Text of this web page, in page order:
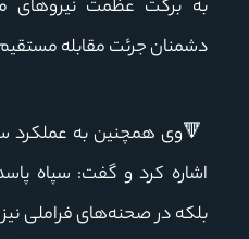
به برکت عظمت نیروهای
دشمنان جرئت مقابله مستقیم
🔻وی همچنین به عملکرد
اشاره کرد و گفت: سپاه
بلکه در صحنه‌های فراملی